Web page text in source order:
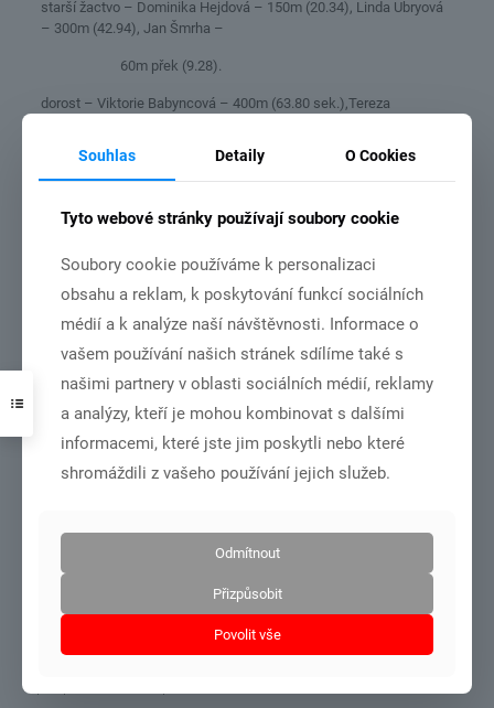
starší žactvo – Dominika Hejdová – 150m (20.34), Linda Ubryová
– 300m (42.94), Jan Šmrha –
60m přek (9.28).
dorost – Viktorie Babyncová – 400m (63.80 sek.),Tereza
Mathias Langmaier – 60m přek. (8.75).
Praze a dorost společně s juniory v Ostravě, má momentálně
deset chebských atletů, ale halová sezona běží dál a ještě před
námi spousta závodů. Tak snad se to podaří.
oto naše externí fotogaleriewww.atletikacheb.rajce
Související články
Image
Souhlas Detaily O Cookies
Tyto webové stránky používají soubory cookie
Soubory cookie používáme k personalizaci
obsahu a reklam, k poskytování funkcí sociálních
médií a k analýze naší návštěvnosti. Informace o
vašem používání našich stránek sdílíme také s
našimi partnery v oblasti sociálních médií, reklamy
a analýzy, kteří je mohou kombinovat s dalšími
informacemi, které jste jim poskytli nebo které
shromáždili z vašeho používání jejich služeb.
Odmítnout
Přizpůsobit
Povolit vše